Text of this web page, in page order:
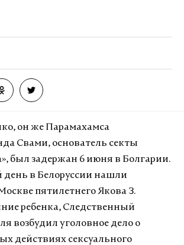
он же Парамахамса
Свами, основатель секты
был задержан 6 июня в Болгарии.
в Белоруссии нашли
пятилетнего Якова З.
ребенка, Следственный
возбудил уголовное дело о
действиях сексуального